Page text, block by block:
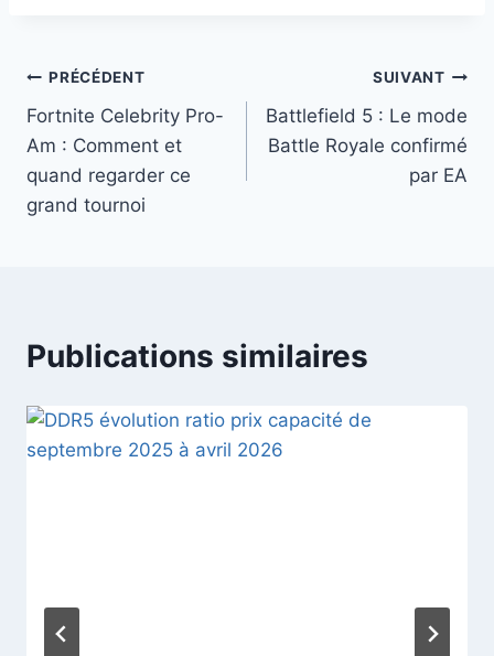
Navigation
de
l’article
PRÉCÉDENT
Fortnite Celebrity Pro-
Am : Comment et
quand regarder ce
grand tournoi
SUIVANT
Battlefield 5 : Le mode
Battle Royale confirmé
par EA
Publications similaires